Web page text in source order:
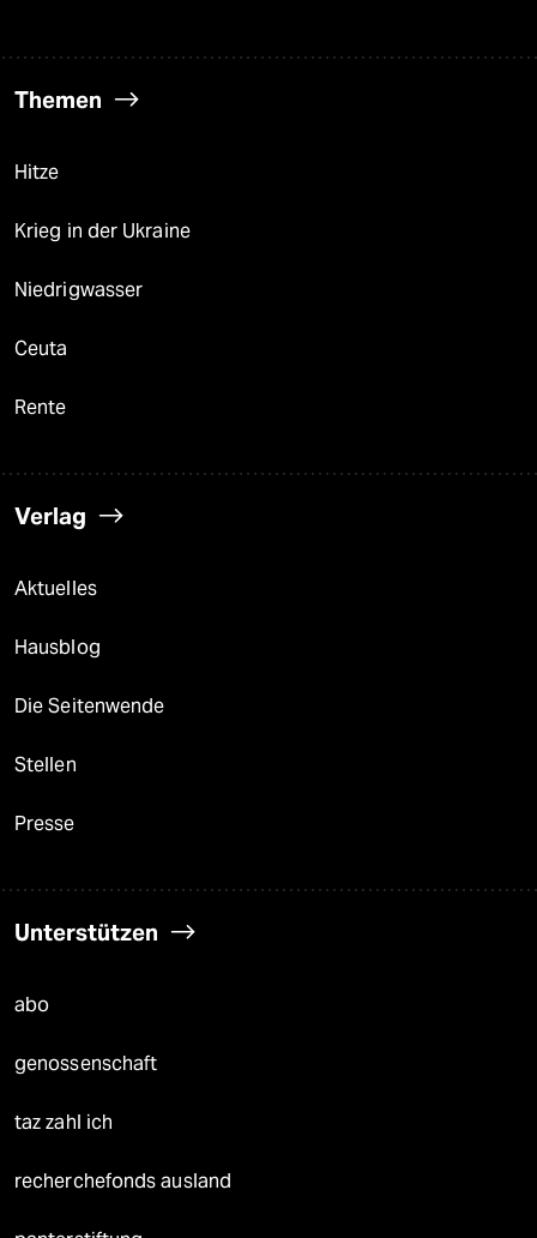
Themen
Hitze
Krieg in der Ukraine
Niedrigwasser
Ceuta
Rente
Verlag
Aktuelles
Hausblog
Die Seitenwende
Stellen
Presse
Unterstützen
abo
genossenschaft
taz zahl ich
recherchefonds ausland